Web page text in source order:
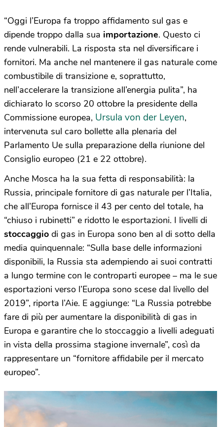
“Oggi l’Europa fa troppo affidamento sul gas e
dipende troppo dalla sua importazione. Questo ci
rende vulnerabili. La risposta sta nel diversificare i
fornitori. Ma anche nel mantenere il gas naturale come
combustibile di transizione e, soprattutto,
nell’accelerare la transizione all’energia pulita”, ha
dichiarato lo scorso 20 ottobre la presidente della
Commissione europea, Ursula von der Leyen,
intervenuta sul caro bollette alla plenaria del
Parlamento Ue sulla preparazione della riunione del
Consiglio europeo (21 e 22 ottobre).
Anche Mosca ha la sua fetta di responsabilità: la
Russia, principale fornitore di gas naturale per l’Italia,
che all’Europa fornisce il 43 per cento del totale, ha
“chiuso i rubinetti” e ridotto le esportazioni. I livelli di
stoccaggio di gas in Europa sono ben al di sotto della
media quinquennale: “Sulla base delle informazioni
disponibili, la Russia sta adempiendo ai suoi contratti
a lungo termine con le controparti europee – ma le sue
esportazioni verso l’Europa sono scese dal livello del
2019”, riporta l’Aie. E aggiunge: “La Russia potrebbe
fare di più per aumentare la disponibilità di gas in
Europa e garantire che lo stoccaggio a livelli adeguati
in vista della prossima stagione invernale”, così da
rappresentare un “fornitore affidabile per il mercato
europeo”.